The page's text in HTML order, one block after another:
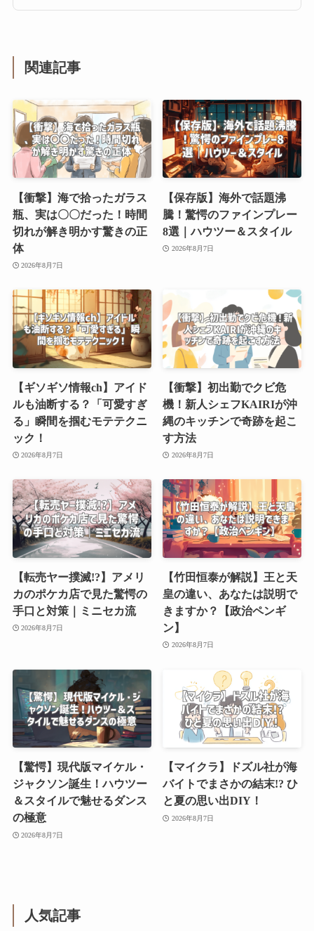
関連記事
【衝撃】海で拾ったガラス
瓶、実は〇〇だった！時間
切れが解き明かす驚きの正
体
2026年8月7日
【保存版】海外で話題沸
騰！驚愕のファインプレー
8選｜ハウツー＆スタイル
2026年8月7日
【ギソギソ情報ch】アイド
ルも油断する？「可愛すぎ
る」瞬間を掴むモテテクニ
ック！
2026年8月7日
【衝撃】初出勤でクビ危
機！新人シェフKAIRIが沖
縄のキッチンで奇跡を起こ
す方法
2026年8月7日
【転売ヤー撲滅!?】アメリ
カのポケカ店で見た驚愕の
手口と対策｜ミニセカ流
2026年8月7日
【竹田恒泰が解説】王と天
皇の違い、あなたは説明で
きますか？【政治ペンギ
ン】
2026年8月7日
【驚愕】現代版マイケル・
ジャクソン誕生！ハウツー
＆スタイルで魅せるダンス
の極意
2026年8月7日
【マイクラ】ドズル社が海
バイトでまさかの結末!? ひ
と夏の思い出DIY！
2026年8月7日
人気記事